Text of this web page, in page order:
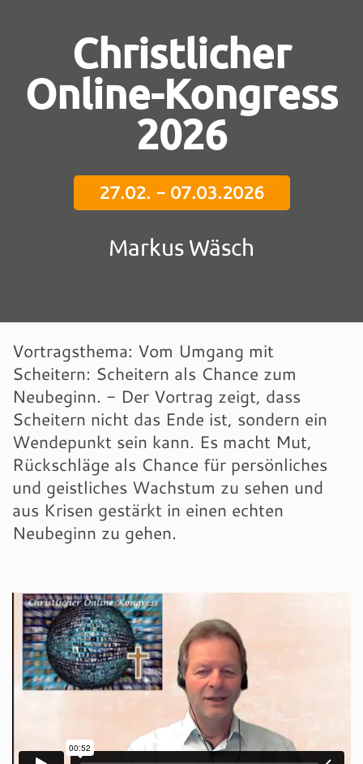
Christlicher
Online-Kongress
2026
27.02. - 07.03.2026
Markus Wäsch
Vortragsthema: Vom Umgang mit
Scheitern: Scheitern als Chance zum
Neubeginn. - Der Vortrag zeigt, dass
Scheitern nicht das Ende ist, sondern ein
Wendepunkt sein kann. Es macht Mut,
Rückschläge als Chance für persönliches
und geistliches Wachstum zu sehen und
aus Krisen gestärkt in einen echten
Neubeginn zu gehen.